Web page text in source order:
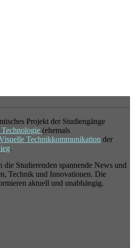
Projekt der Studiengänge
(ehemals
Technikkommunikation der
.
die Studierenden spannende News und
Technik und Innovationen. Die
aktuell und unabhängig.